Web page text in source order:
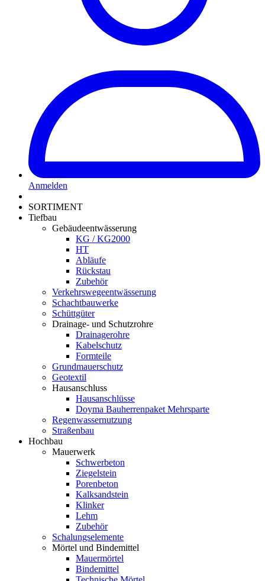
Anmelden
SORTIMENT
Tiefbau
Gebäudeentwässerung
KG / KG2000
HT
Abläufe
Rückstau
Zubehör
Verkehrswegeentwässerung
Schachtbauwerke
Schüttgüter
Drainage- und Schutzrohre
Drainagerohre
Kabelschutz
Formteile
Grundmauerschutz
Geotextil
Hausanschluss
Hausanschlüsse
Doyma Bauherrenpaket Mehrsparte
Regenwassernutzung
Straßenbau
Hochbau
Mauerwerk
Schwerbeton
Ziegelstein
Porenbeton
Kalksandstein
Klinker
Lehm
Zubehör
Schalungselemente
Mörtel und Bindemittel
Mauermörtel
Bindemittel